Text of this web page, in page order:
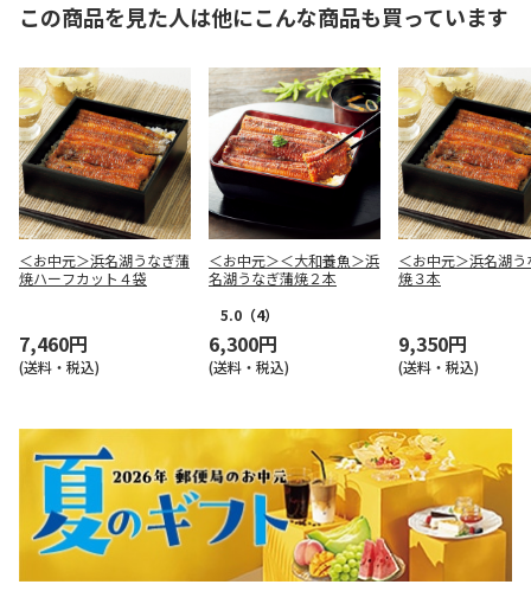
この商品を見た人は他にこんな商品も買っています
＜お中元＞浜名湖うなぎ蒲
焼ハーフカット４袋
7,460円
(送料・税込)
＜お中元＞＜大和養魚＞浜
名湖うなぎ蒲焼２本
5.0 （4）
6,300円
(送料・税込)
＜お中元＞浜名湖う
焼３本
9,350円
(送料・税込)